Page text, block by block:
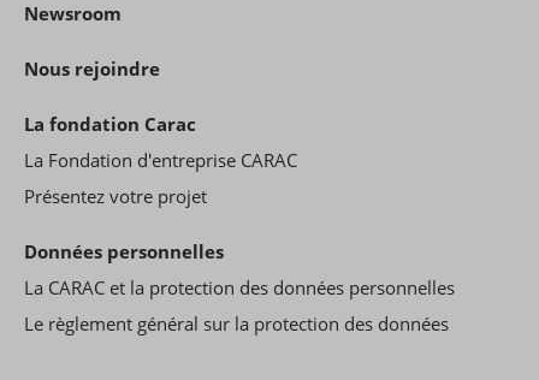
Newsroom
Nous rejoindre
La fondation Carac
La Fondation d'entreprise CARAC
Présentez votre projet
Données personnelles
La CARAC et la protection des données personnelles
Le règlement général sur la protection des données